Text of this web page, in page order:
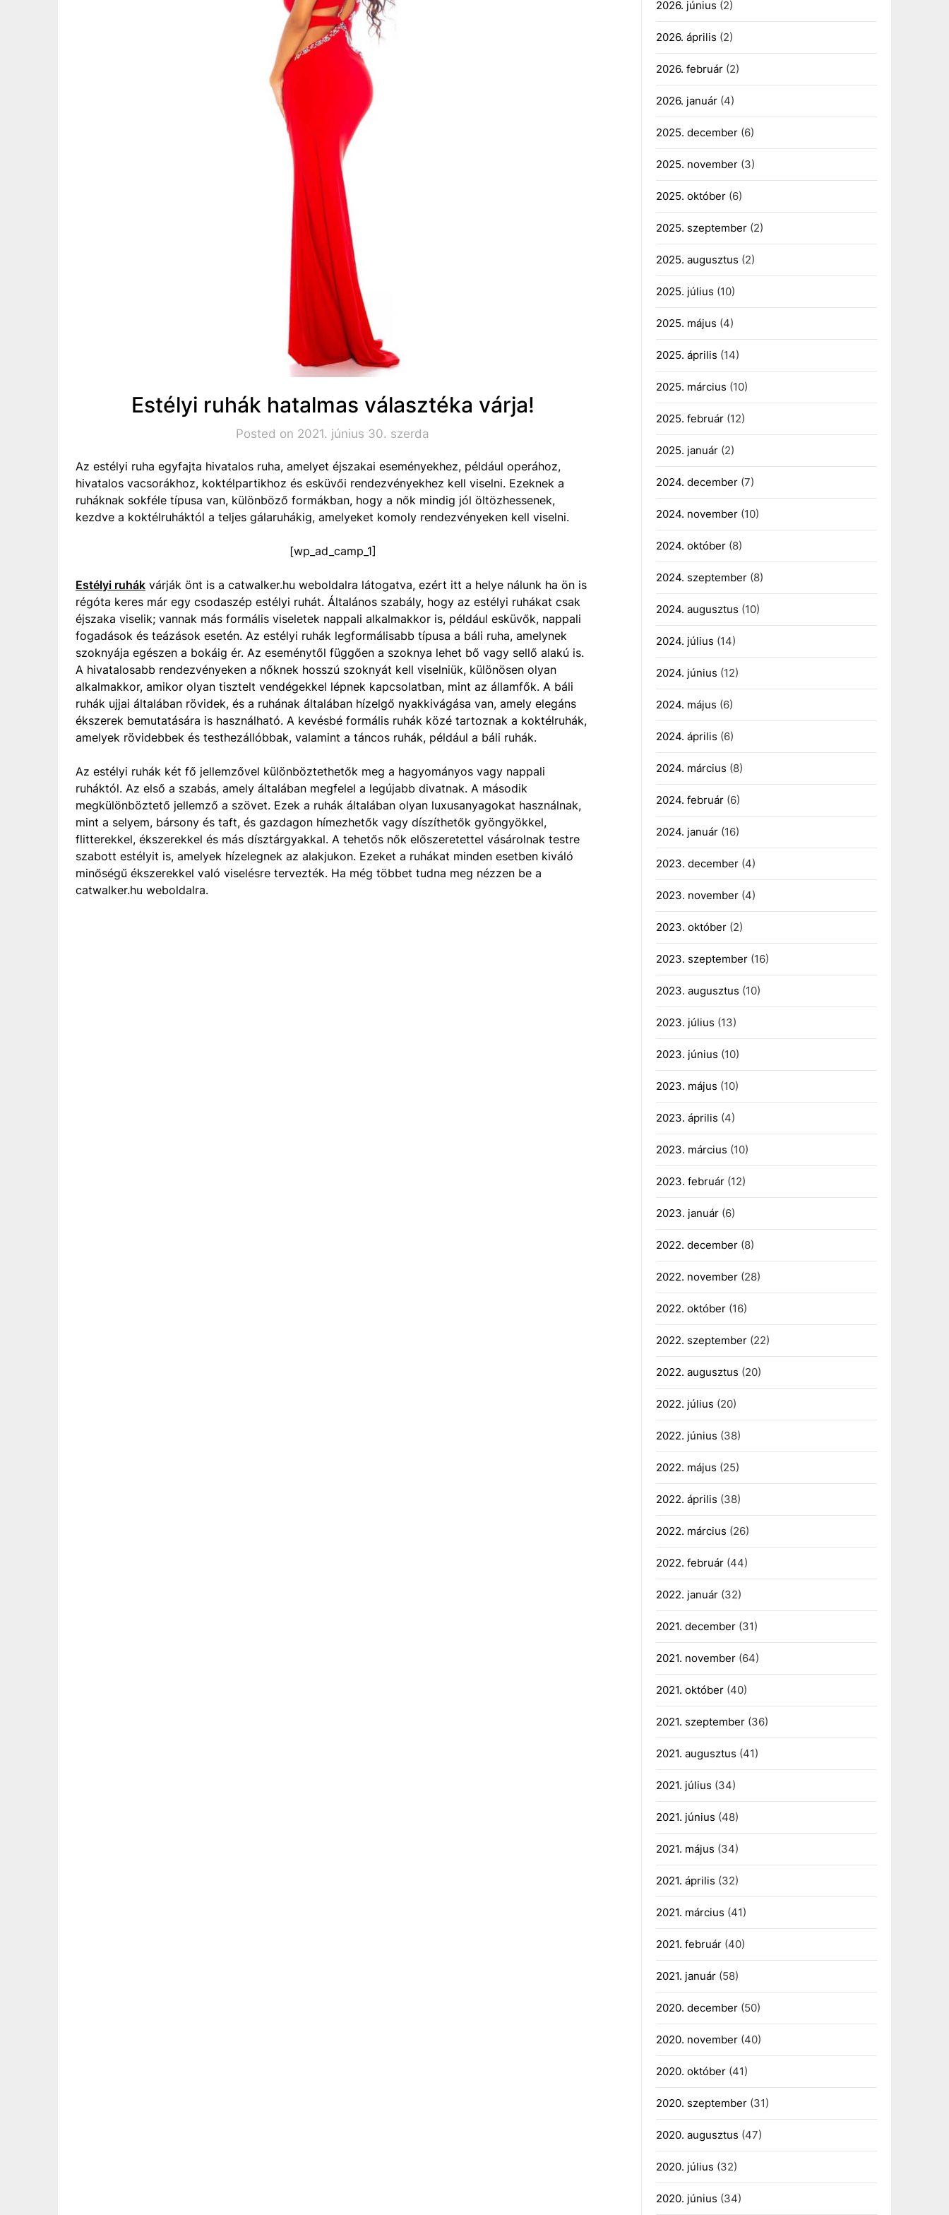
Estélyi ruhák hatalmas választéka várja!
Posted on 2021. június 30. szerda
Az estélyi ruha egyfajta hivatalos ruha, amelyet éjszakai eseményekhez, például operához,
hivatalos vacsorákhoz, koktélpartikhoz és esküvői rendezvényekhez kell viselni. Ezeknek a
ruháknak sokféle típusa van, különböző formákban, hogy a nők mindig jól öltözhessenek,
kezdve a koktélruháktól a teljes gálaruhákig, amelyeket komoly rendezvényeken kell viselni.
[wp_ad_camp_1]
Estélyi ruhák várják önt is a catwalker.hu weboldalra látogatva, ezért itt a helye nálunk ha ön is
régóta keres már egy csodaszép estélyi ruhát. Általános szabály, hogy az estélyi ruhákat csak
éjszaka viselik; vannak más formális viseletek nappali alkalmakkor is, például esküvők, nappali
fogadások és teázások esetén. Az estélyi ruhák legformálisabb típusa a báli ruha, amelynek
szoknyája egészen a bokáig ér. Az eseménytől függően a szoknya lehet bő vagy sellő alakú is.
A hivatalosabb rendezvényeken a nőknek hosszú szoknyát kell viselniük, különösen olyan
alkalmakkor, amikor olyan tisztelt vendégekkel lépnek kapcsolatban, mint az államfők. A báli
ruhák ujjai általában rövidek, és a ruhának általában hízelgő nyakkivágása van, amely elegáns
ékszerek bemutatására is használható. A kevésbé formális ruhák közé tartoznak a koktélruhák,
amelyek rövidebbek és testhezállóbbak, valamint a táncos ruhák, például a báli ruhák.
Az estélyi ruhák két fő jellemzővel különböztethetők meg a hagyományos vagy nappali
ruháktól. Az első a szabás, amely általában megfelel a legújabb divatnak. A második
megkülönböztető jellemző a szövet. Ezek a ruhák általában olyan luxusanyagokat használnak,
mint a selyem, bársony és taft, és gazdagon hímezhetők vagy díszíthetők gyöngyökkel,
flitterekkel, ékszerekkel és más dísztárgyakkal. A tehetős nők előszeretettel vásárolnak testre
szabott estélyit is, amelyek hízelegnek az alakjukon. Ezeket a ruhákat minden esetben kiváló
minőségű ékszerekkel való viselésre tervezték. Ha még többet tudna meg nézzen be a
catwalker.hu weboldalra.
2026. június (2)
2026. április (2)
2026. február(2)
2026. január(4)
2025. december(6)
2025. november(3)
2025. október(6)
2025. szeptember(2)
2025. augusztus (2)
2025. július (10)
2025. május (4)
2025. április (14)
2025. március (10)
2025. február(12)
2025. január(2)
2024. december(7)
2024. november(10)
2024. október(8)
2024. szeptember(8)
2024. augusztus (10)
2024. július (14)
2024. június (12)
2024. május (6)
2024. április (6)
2024. március (8)
2024. február(6)
2024. január(16)
2023. december(4)
2023. november(4)
2023. október(2)
2023. szeptember(16)
2023. augusztus (10)
2023. július (13)
2023. június (10)
2023. május (10)
2023. április (4)
2023. március (10)
2023. február(12)
2023. január(6)
2022. december(8)
2022. november(28)
2022. október(16)
2022. szeptember(22)
2022. augusztus (20)
2022. július (20)
2022. június (38)
2022. május (25)
2022. április (38)
2022. március (26)
2022. február(44)
2022. január(32)
2021. december(31)
2021. november(64)
2021. október(40)
2021. szeptember(36)
2021. augusztus (41)
2021. július (34)
2021. június (48)
2021. május (34)
2021. április (32)
2021. március (41)
2021. február(40)
2021. január(58)
2020. december(50)
2020. november(40)
2020. október(41)
2020. szeptember(31)
2020. augusztus (47)
2020. július (32)
2020. június (34)